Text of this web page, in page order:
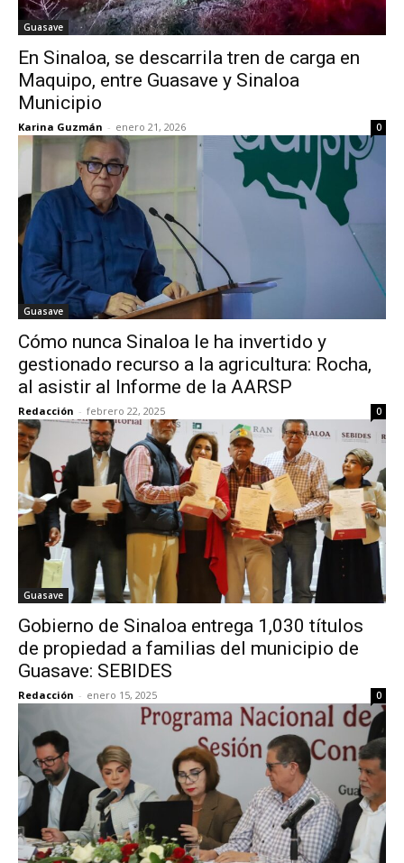
Guasave
En Sinaloa, se descarrila tren de carga en
Maquipo, entre Guasave y Sinaloa
Municipio
Karina Guzmán - enero 21, 2026 0
Guasave
Cómo nunca Sinaloa le ha invertido y
gestionado recurso a la agricultura: Rocha,
al asistir al Informe de la AARSP
Redacción - febrero 22, 2025 0
Guasave
Gobierno de Sinaloa entrega 1,030 títulos
de propiedad a familias del municipio de
Guasave: SEBIDES
Redacción - enero 15, 2025 0